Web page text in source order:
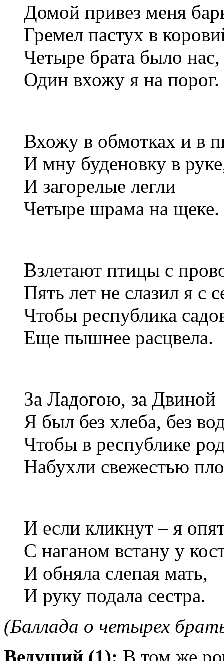
Домой привез меня
Гремел пастух в
Четыре брата было
Один вхожу я на порог.
Вхожу в обмотках и в
И мну буденовку в
И загорелые легли
Четыре шрама на щеке.
Взлетают птицы с
Пять лет не слазил я с
Чтобы республика
Еще пышнее расцвела.
За Ладогою, за Двиной
Я был без хлеба, без
Чтобы в республике
Набухли свежестью
И если кликнут – я
С наганом встану у
И обняла слепая мать,
И руку подала сестра.
(Баллада о четырех
Ведущий (1): В том же